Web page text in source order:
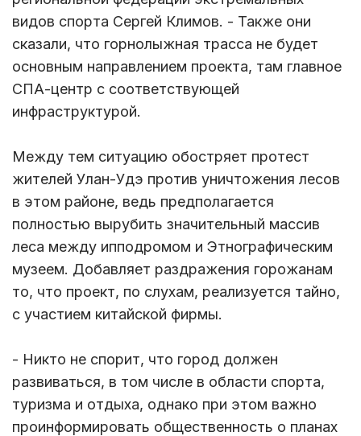
видов спорта Сергей Климов. - Также они
сказали, что горнолыжная трасса не будет
основным направлением проекта, там главное
СПА-центр с соответствующей
инфраструктурой.
Между тем ситуацию обостряет протест
жителей Улан-Удэ против уничтожения лесов
в этом районе, ведь предполагается
полностью вырубить значительный массив
леса между ипподромом и Этнографическим
музеем. Добавляет раздражения горожанам
то, что проект, по слухам, реализуется тайно,
с участием китайской фирмы.
- Никто не спорит, что город должен
развиваться, в том числе в области спорта,
туризма и отдыха, однако при этом важно
проинформировать общественность о планах